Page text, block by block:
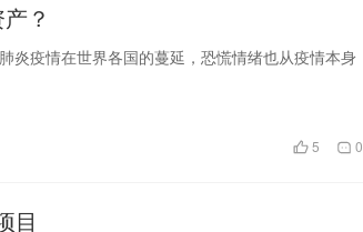
？
炎疫情在世界各国的蔓延，恐慌情绪也从疫情本身
5 0
目